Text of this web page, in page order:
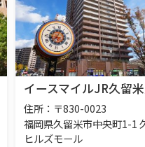
イースマイルJR久留
住所：〒830-0023
福岡県久留米市中央町1-1
ヒルズモール